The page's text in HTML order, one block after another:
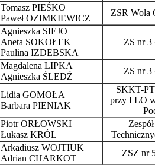
Tomasz PIEŚKO
Paweł OZIMKIEWICZ
ZSR Wola
Agnieszka SIEJO
Aneta SOKOŁEK
Paulina IZDEBSKA
ZS nr
Magdalena LIPKA
Agnieszka ŚLEDŹ
ZS nr
Lidia GOMOŁA
Barbara PIENIAK
SKKT-
przy I LO
Piotr ORŁOWSKI
Łukasz KRÓL
Arkadiusz WOJTIUK
Adrian CHARKOT
ZSZ nr